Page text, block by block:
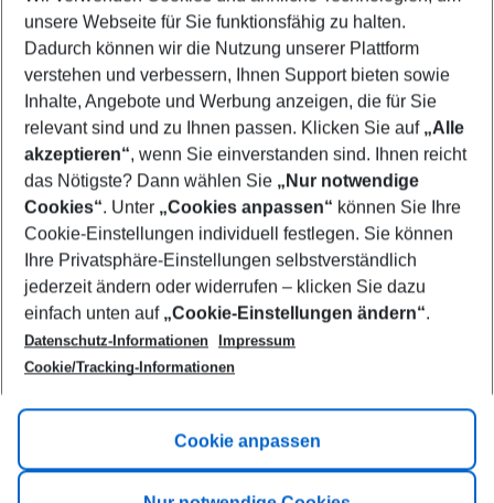
Select your date range
12/08/26–10/08/27 5-8 nights
Who will travel
2 adults No children
Show more filter
Footer
Footer navigation
Title A
Link A
unsere Webseite für Sie funktionsfähig zu halten.
Dadurch können wir die Nutzung unserer Plattform
verstehen und verbessern, Ihnen Support bieten sowie
Inhalte, Angebote und Werbung anzeigen, die für Sie
relevant sind und zu Ihnen passen. Klicken Sie auf „Alle
akzeptieren“, wenn Sie einverstanden sind. Ihnen reicht
das Nötigste? Dann wählen Sie „Nur notwendige
Cookies“. Unter „Cookies anpassen“ können Sie Ihre
Cookie-Einstellungen individuell festlegen. Sie können
Ihre Privatsphäre-Einstellungen selbstverständlich
jederzeit ändern oder widerrufen – klicken Sie dazu
einfach unten auf „Cookie-Einstellungen ändern“.
Datenschutz-Informationen
Impressum
Cookie/Tracking-Informationen
Cookie anpassen